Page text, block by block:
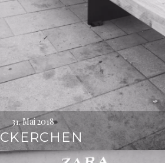
31. Mai 2018